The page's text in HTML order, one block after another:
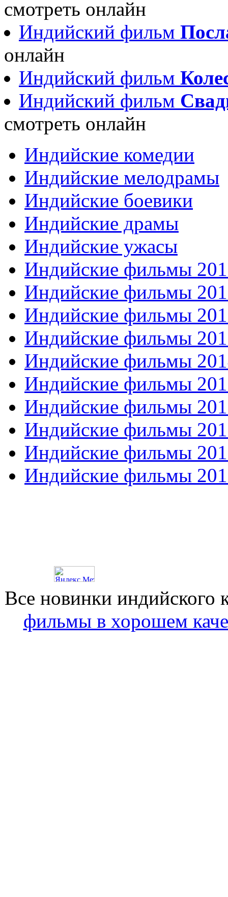
смотреть онлайн
Индийский фильм
онлайн
Индийский фильм
Индийский фильм
смотреть онлайн
Индийские комедии
Индийские мелодрамы
Индийские боевики
Индийские драмы
Индийские ужасы
Индийские фильмы
Индийские фильмы
Индийские фильмы
Индийские фильмы
Индийские фильмы
Индийские фильмы
Индийские фильмы
Индийские фильмы
Индийские фильмы
Индийские фильмы
Все новинки
фильмы в хорошем